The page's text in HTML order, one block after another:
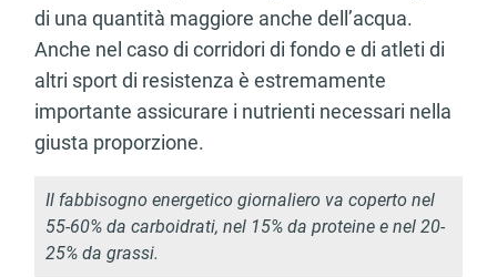
di una quantità maggiore anche dell’acqua.
Anche nel caso di corridori di fondo e di atleti di
altri sport di resistenza è estremamente
importante assicurare i nutrienti necessari nella
giusta proporzione.
Il fabbisogno energetico giornaliero va coperto nel
55-60% da carboidrati, nel 15% da proteine e nel 20-
25% da grassi.